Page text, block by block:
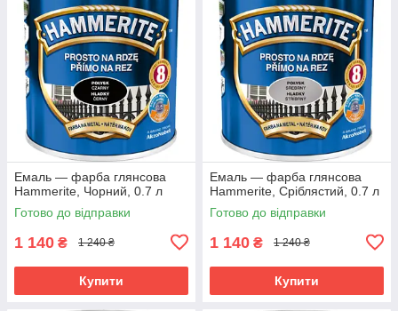
Емаль — фарба глянсова
Hammerite, Чорний, 0.7 л
Готово до відправки
1 140 ₴ 1 240 ₴
Купити
Емаль — фарба глянсова
Hammerite, Сріблястий, 0.7 л
Готово до відправки
1 140 ₴ 1 240 ₴
Купити